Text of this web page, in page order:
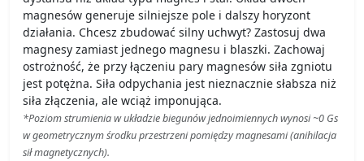
magnesów generuje silniejsze pole i dalszy horyzont
działania. Chcesz zbudować silny uchwyt? Zastosuj dwa
magnesy zamiast jednego magnesu i blaszki. Zachowaj
ostrożność, że przy łączeniu pary magnesów siła zgniotu
jest potężna. Siła odpychania jest nieznacznie słabsza niż
siła złączenia, ale wciąż imponująca.
*Poziom strumienia w układzie biegunów jednoimiennych wynosi ~0 Gs
w geometrycznym środku przestrzeni pomiędzy magnesami (anihilacja
sił magnetycznych).